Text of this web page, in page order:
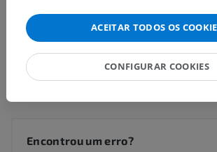
Traduções
Encontrou um erro?
ACEITAR TODOS OS
CONFIGURAR COOKIES